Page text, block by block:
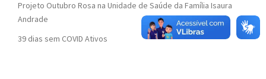
Projeto Outubro Rosa na Unidade de Saúde da Família Isaura
Andrade
39 dias sem COVID Ativos